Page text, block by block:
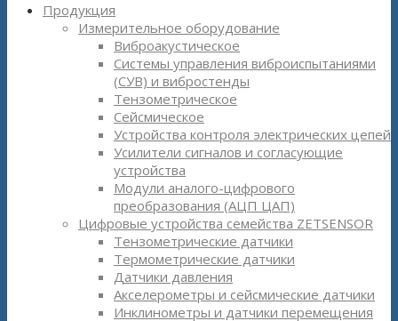
Продукция
Измерительное оборудование
Виброакустическое
Системы управления виброиспытаниями
(СУВ) и вибростенды
Тензометрическое
Сейсмическое
Устройства контроля электрических цепей
Усилители сигналов и согласующие
устройства
Модули аналого-цифрового
преобразования (АЦП ЦАП)
Цифровые устройства семейства ZETSENSOR
Тензометрические датчики
Термометрические датчики
Датчики давления
Акселерометры и сейсмические датчики
Инклинометры и датчики перемещения